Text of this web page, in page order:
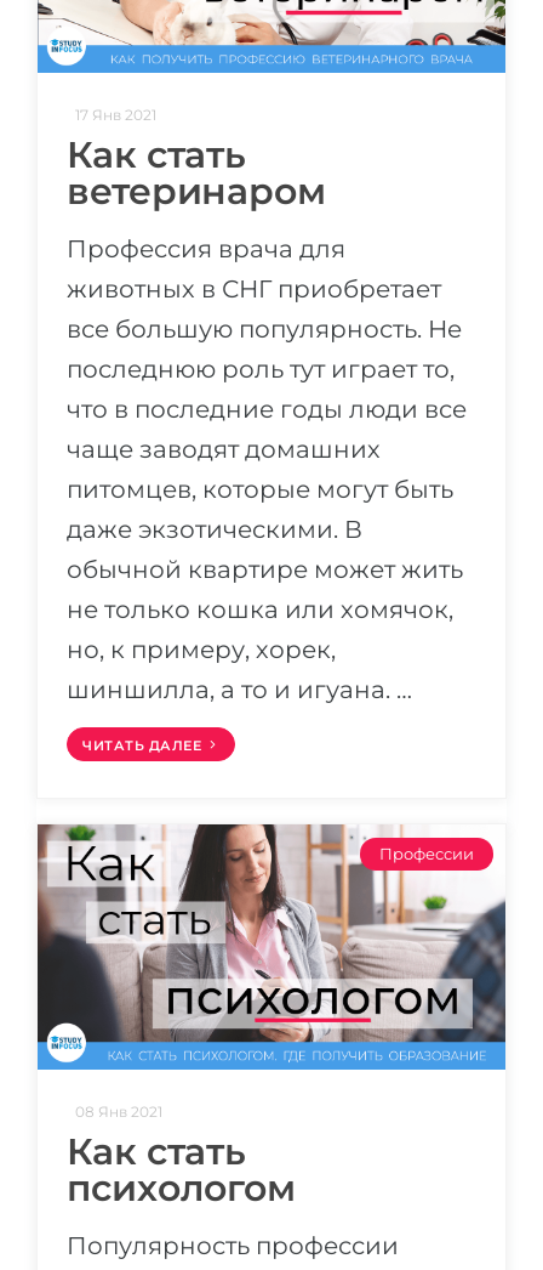
17 Янв 2021
Как стать
ветеринаром
Профессия врача для
животных в СНГ приобретает
все большую популярность. Не
последнюю роль тут играет то,
что в последние годы люди все
чаще заводят домашних
питомцев, которые могут быть
даже экзотическими. В
обычной квартире может жить
не только кошка или хомячок,
но, к примеру, хорек,
шиншилла, а то и игуана. …
ЧИТАТЬ ДАЛЕЕ
Профессии
08 Янв 2021
Как стать
психологом
Популярность профессии